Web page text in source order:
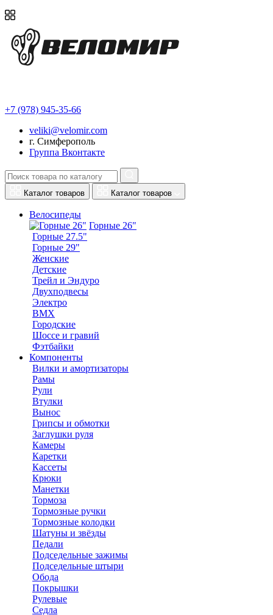
+7 (978) 945-35-66
veliki@velomir.com
г. Симферополь
Группа Вконтакте
Каталог товаров Каталог товаров
Велосипеды
Горные 26"
Горные 27.5"
Горные 29"
Женские
Детские
Трейл и Эндуро
Двухподвесы
Электро
BMX
Городские
Шоссе и гравий
Фэтбайки
Компоненты
Вилки и амортизаторы
Рамы
Рули
Втулки
Вынос
Грипсы и обмотки
Заглушки руля
Камеры
Каретки
Кассеты
Крюки
Манетки
Тормоза
Тормозные ручки
Тормозные колодки
Шатуны и звёзды
Педали
Подседельные зажимы
Подседельные штыри
Обода
Покрышки
Рулевые
Седла